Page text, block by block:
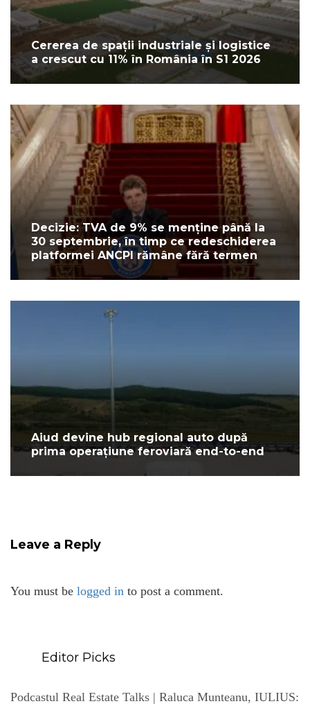
Cererea de spații industriale și logistice
a crescut cu 11% în România în S1 2026
Decizie: TVA de 9% se menține până la
30 septembrie, în timp ce redeschiderea
platformei ANCPI rămâne fără termen
Aiud devine hub regional auto după
prima operațiune feroviară end-to-end
Leave a Reply
You must be logged in to post a comment.
Editor Picks
Podcastul Real Estate Talks | Raluca Munteanu, IULIUS: